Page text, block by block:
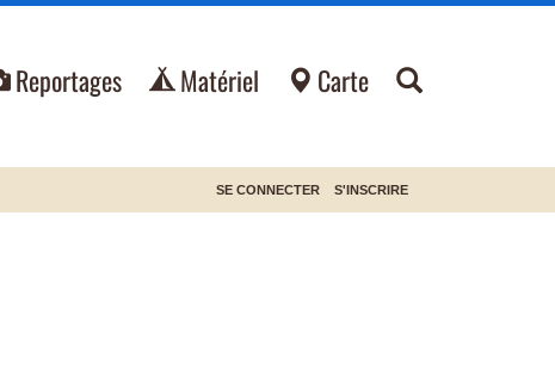
Reportages Matériel Carte
SE CONNECTER S'INSCRIRE